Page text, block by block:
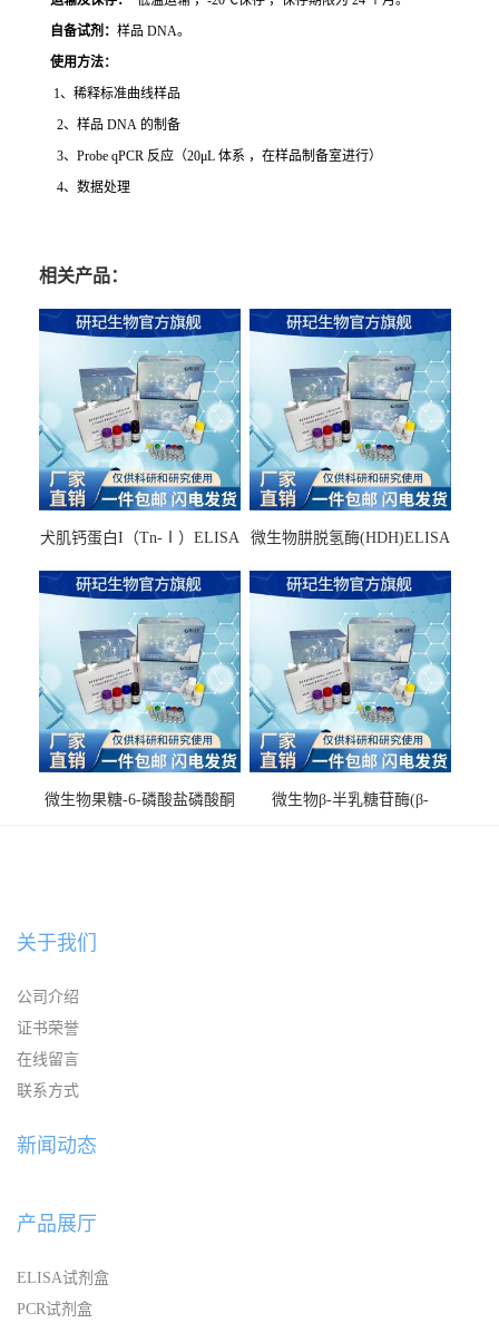
自备试剂： 样品 DNA。
使用方法：
1、稀释标准曲线样品
2、样品 DNA 的制备
3、Probe qPCR 反应（20μL 体系 ，在样品制备室进行）
4、数据处理
相关产品：
犬肌钙蛋白I（Tn-Ⅰ）ELISA
微生物肼脱氢酶(HDH)ELISA
微生物果糖-6-磷酸盐磷酸酮
微生物β-半乳糖苷酶(β-
关于我们
公司介绍
证书荣誉
在线留言
联系方式
新闻动态
产品展厅
ELISA试剂盒
PCR试剂盒